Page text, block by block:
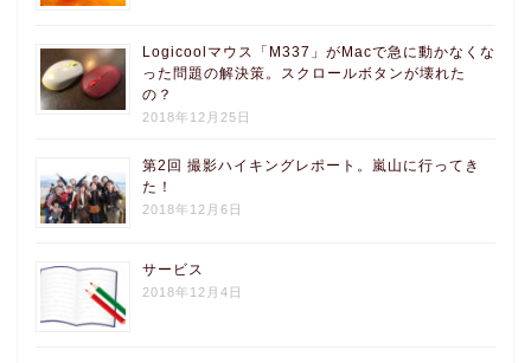
Logicoolマウス「M337」がMacで急に動かなくな
った問題の解決策。スクロールボタンが壊れた
の？
2018年12月25日
第2回 撮影ハイキングレポート。嵐山に行ってき
た！
2018年12月6日
サービス
2018年12月4日